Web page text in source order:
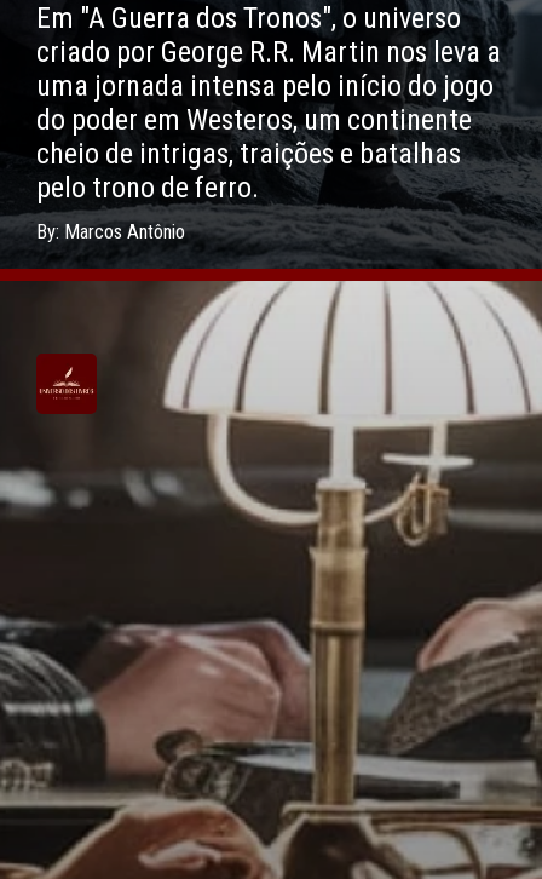
Em "A Guerra dos Tronos", o universo
criado por George R.R. Martin nos leva a
uma jornada intensa pelo início do jogo
do poder em Westeros, um continente
cheio de intrigas, traições e batalhas
pelo trono de ferro.
By: Marcos Antônio